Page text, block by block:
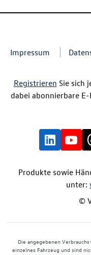
Impressum
Registrieren Sie sich
dabei abonnierbare
Produkte sowie
unter:
©
Die angegebenen
einzelnes Fahrzeug und sind